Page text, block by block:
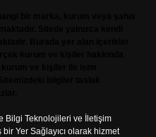
Bilgi Teknolojileri ve İletişim
Yer Sağlayıcı olarak hizmet